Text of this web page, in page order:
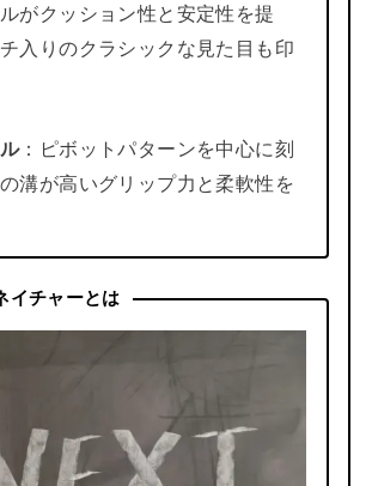
がクッション性と安定性を提
入りのクラシックな見た目も印
：ピボットパターンを中心に刻
溝が高いグリップ力と柔軟性を
イチャーとは